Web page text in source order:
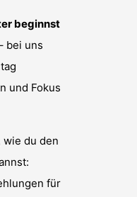
beginnst
bei uns
und Fokus
wie du den
für